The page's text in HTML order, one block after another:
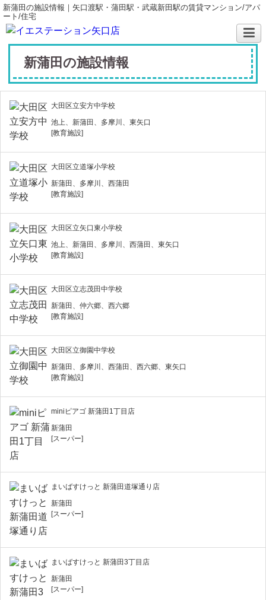
新蒲田の施設情報｜矢口渡駅・蒲田駅・武蔵新田駅の賃貸マンション/アパ
ート/住宅
新蒲田の施設情報
大田区立安方中学校
池上、新蒲田、多摩川、東矢口
[教育施設]
大田区立道塚小学校
新蒲田、多摩川、西蒲田
[教育施設]
大田区立矢口東小学校
池上、新蒲田、多摩川、西蒲田、東矢口
[教育施設]
大田区立志茂田中学校
新蒲田、仲六郷、西六郷
[教育施設]
大田区立御園中学校
新蒲田、多摩川、西蒲田、西六郷、東矢口
[教育施設]
miniピアゴ 新蒲田1丁目店
新蒲田
[スーパー]
まいばすけっと 新蒲田道塚通り店
新蒲田
[スーパー]
まいばすけっと 新蒲田3丁目店
新蒲田
[スーパー]